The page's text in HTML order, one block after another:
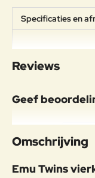
Specificaties en
Reviews
Geef
Uw naam:
g:
Omschrijving
Emu Twins